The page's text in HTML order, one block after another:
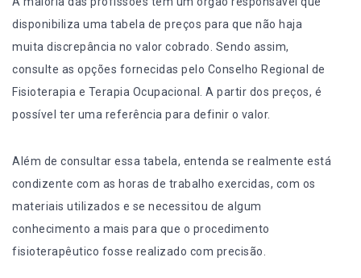
disponibiliza uma tabela de preços para que não haja
muita discrepância no valor cobrado. Sendo assim,
consulte as opções fornecidas pelo Conselho Regional de
Fisioterapia e Terapia Ocupacional. A partir dos preços, é
possível ter uma referência para definir o valor.
Além de consultar essa tabela, entenda se realmente está
condizente com as horas de trabalho exercidas, com os
materiais utilizados e se necessitou de algum
conhecimento a mais para que o procedimento
fisioterapêutico fosse realizado com precisão.